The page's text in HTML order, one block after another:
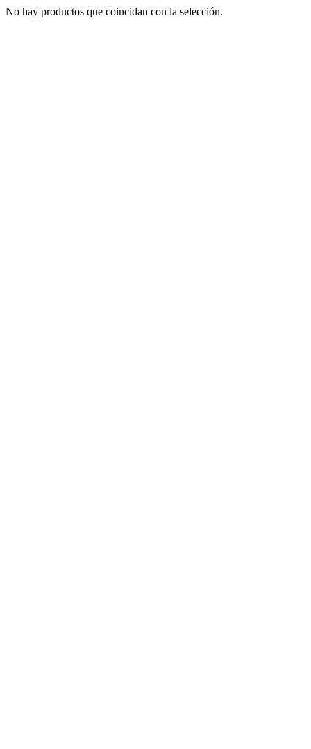
No hay productos que coincidan con la selección.